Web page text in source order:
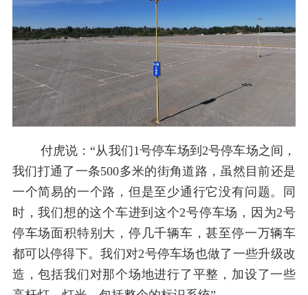
付虎说：“从我们1号停车场到2号停车场之间，
我们打通了一条500多米的街角道路，虽然目前还是
一个简易的一个路，但是至少通行它没有问题。同
时，我们想的这个车进到这个2号停车场，因为2号
停车场面积特别大，停几千辆车，甚至停一万辆车
都可以停得下。我们对2号停车场也做了一些升级改
造，包括我们对那个场地进行了平整，加设了一些